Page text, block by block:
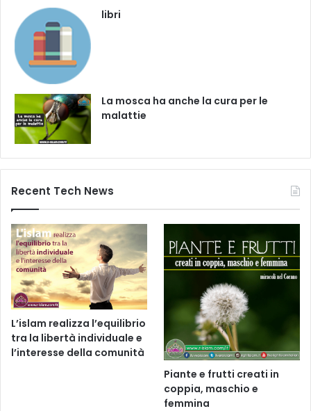
libri
La mosca ha anche la cura per le
malattie
Recent Tech News
L’islam realizza l’equilibrio
tra la libertà individuale e
l’interesse della comunità
Piante e frutti creati in
coppia, maschio e
femmina